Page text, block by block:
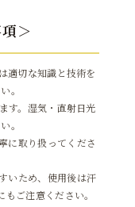
＞
適切な知識と技術を
。
す。湿気・直射日光
。
に取り扱ってくださ
いため、使用後は汗
ご注意ください。